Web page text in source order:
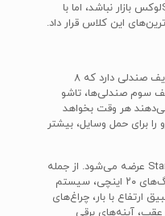
شاید لکسوس LX 570 بهترین SUV‌لوکس بازار نباشد، اما با
این کلاس قرار داد.
لکسوس LX 570 مدل ۲۰۱۳، سه ردیف صندلی دارد که ۸
سوم صندلی‌ها، تاشو
هر وقت بخواهد
برای حمل وسایل، بیشتر
این خودرو در یک تریم اصلی Standard عرضه می‌شود. از جمله
مشخصات این تریم می‌شود به رینگ‌های ۲۰ اینچی، سیستم
ارتفاع با بار، چراغ‌های
آینه‌های برقی